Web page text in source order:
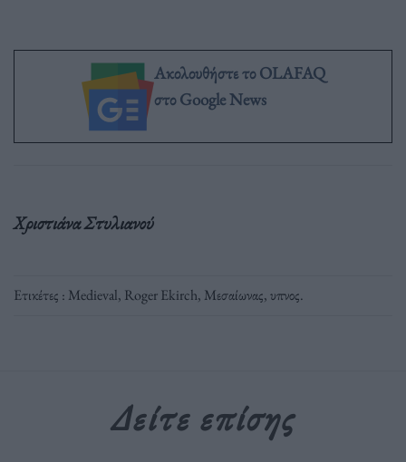
Ακολουθήστε το OLAFAQ
στο Google News
Χριστιάνα Στυλιανού
Ετικέτες : Medieval, Roger Ekirch, Μεσαίωνας,υπνος.
Δείτε επίσης